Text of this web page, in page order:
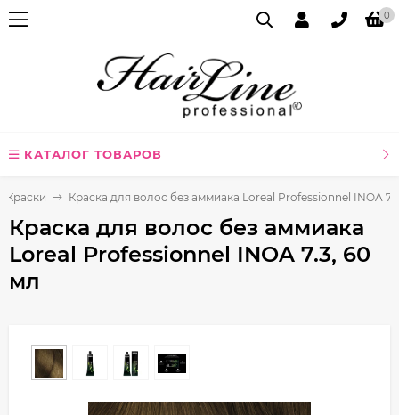
0
КАТАЛОГ ТОВАРОВ
Краски Краска для волос без аммиака Loreal Professionnel INOA
Краска для волос без аммиака
Loreal Professionnel INOA 7.3, 60
мл